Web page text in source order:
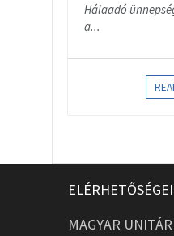
Hálaadó
a...
MAGYAR